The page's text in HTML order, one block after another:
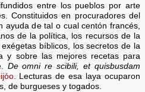
entre los pueblos por arte
Constituidos en procuradores del
ayuda de tal o cual centón francés,
de la política, los recursos de la
bíblicos, los secretos de la
y sobre las mejores recetas para
De omni re scibili, et quisbusdam
. Lecturas de esa laya ocuparon
de burgueses y togados.